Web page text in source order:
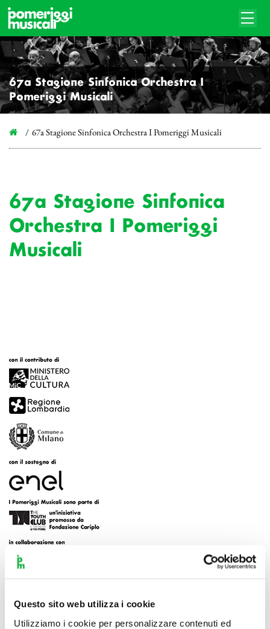
Questo sito web utilizza i cookie
Utilizziamo i cookie per personalizzare contenuti ed
67a Stagione Sinfonica Orchestra I
Pomeriggi Musicali
67a Stagione Sinfonica Orchestra I Pomeriggi Musicali
67a Stagione Sinfonica
Orchestra I Pomeriggi
Musicali